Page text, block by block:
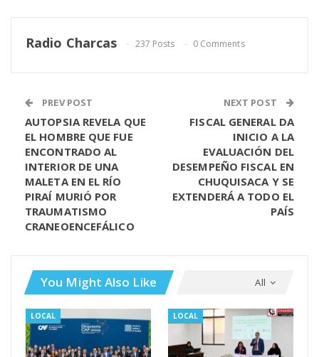
Radio Charcas 237 Posts 0 Comments
PREV POST
AUTOPSIA REVELA QUE
EL HOMBRE QUE FUE
ENCONTRADO AL
INTERIOR DE UNA
MALETA EN EL RÍO
PIRAÍ MURIÓ POR
TRAUMATISMO
CRANEOENCEFÁLICO
NEXT POST
FISCAL GENERAL DA
INICIO A LA
EVALUACIÓN DEL
DESEMPEÑO FISCAL EN
CHUQUISACA Y SE
EXTENDERÁ A TODO EL
PAÍS
All
You Might Also Like
LOCAL LOCAL